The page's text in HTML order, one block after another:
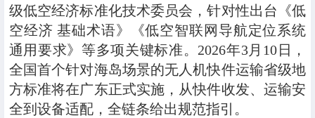
级低空经济标准化技术委员会，针对性出台《低
空经济 基础术语》《低空智联网导航定位系统
通用要求》等多项关键标准。2026年3月10日，
全国首个针对海岛场景的无人机快件运输省级地
方标准将在广东正式实施，从快件收发、运输安
全到设备适配，全链条给出规范指引。